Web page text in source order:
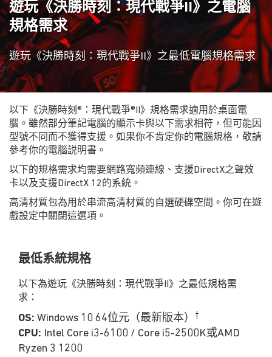
遊玩《決勝時刻：現代戰爭II》之電腦
規格需求
遊玩《決勝時刻：現代戰爭II》之最低電腦規格需求
以下《決勝時刻®：現代戰爭®II》規格需求適用於桌面電
腦。雖然部分筆記電腦的顯示卡與以下需求相符，但可能因
型號不同而不獲得支援。如果你不肯定你的電腦規格，敬請
參考你的電腦説明書。
以下的規格需求均需要網路寬頻連線、支援DirectX之聲效
卡以及支援DirectX 12的系統。
高清材質包為用於串流高清材質的自選硬碟空間。你可在遊
戲設定中關閉這選項。
最低系統規格
以下為遊玩《決勝時刻：現代戰爭II》之最低規格需
求：
OS: Windows 10 64位元（最新版本） †
CPU: Intel Core i3-6100 / Core i5-2500K或AMD
Ryzen 3 1200